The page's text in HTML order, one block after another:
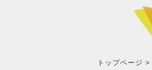
トップページ